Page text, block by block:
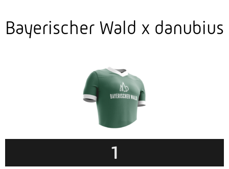
Bayerischer Wald x danubius
1